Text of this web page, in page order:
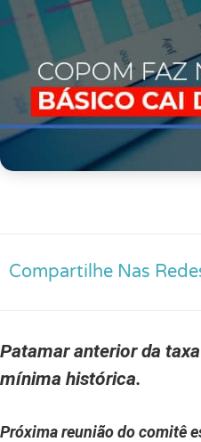
Compartilhe Nas
Patamar anterior da
mínima histórica.
Próxima reunião do comitê